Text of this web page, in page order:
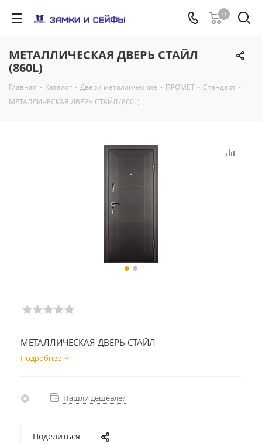
0
МЕТАЛЛИЧЕСКАЯ ДВЕРЬ СТАЙЛ
(860L)
Главная - Каталог - Двери металлические - ПРОМЕТ - Стандарт -
МЕТАЛЛИЧЕСКАЯ ДВЕРЬ СТАЙЛ (860L)
МЕТАЛЛИЧЕСКАЯ ДВЕРЬ СТАЙЛ
Подробнее
Нашли дешевле?
Поделиться